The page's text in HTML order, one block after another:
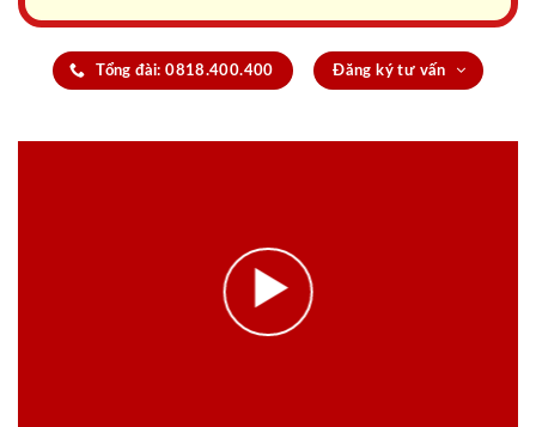
Tổng đài: 0818.400.400 Đăng ký tư vấn